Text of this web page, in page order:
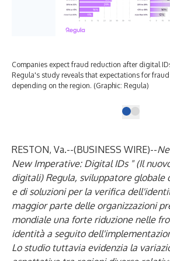
Companies expect fraud reduction after digital
Regula's study reveals that expectations for
depending on the region. (Graphic: Regula)
RESTON, Va.--(BUSINESS WIRE)--
New Imperative: Digital IDs " (Il
digitali) Regula, sviluppatore globale
e di soluzioni per la verifica
maggior parte delle organizzazioni
mondiale una forte riduzione nelle
identità a seguito
Lo studio tuttavia evidenzia la